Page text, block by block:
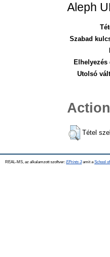
Aleph
Szabad
Elhelyezés
Utolsó
Tétel
REAL-MS, az alkalamzott szoftver: EPrints 3amit a School